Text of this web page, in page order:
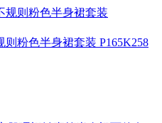
粉色半身裙套装 P165K258